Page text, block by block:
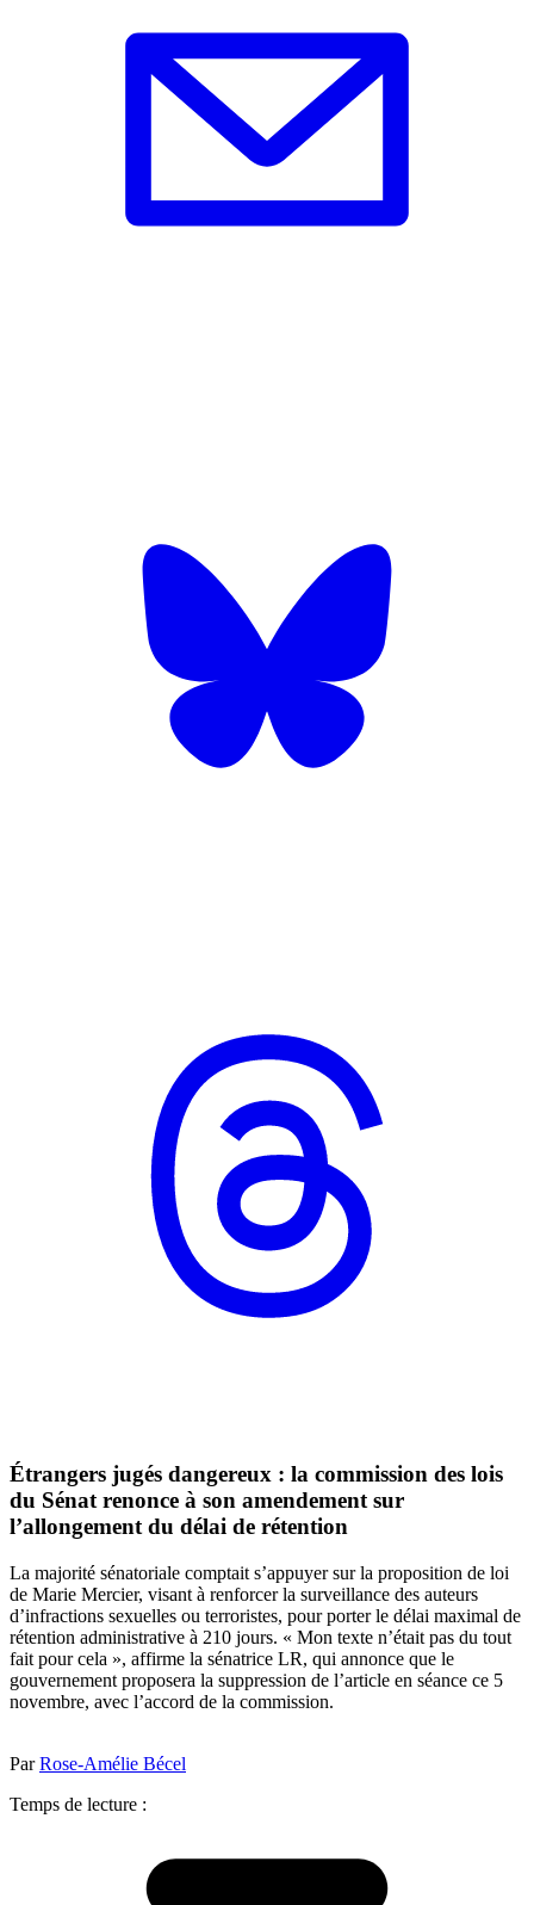
Étrangers jugés dangereux : la commission des lois
du Sénat renonce à son amendement sur
l’allongement du délai de rétention
La majorité sénatoriale comptait s’appuyer sur la proposition de loi
de Marie Mercier, visant à renforcer la surveillance des auteurs
d’infractions sexuelles ou terroristes, pour porter le délai maximal de
rétention administrative à 210 jours. « Mon texte n’était pas du tout
fait pour cela », affirme la sénatrice LR, qui annonce que le
gouvernement proposera la suppression de l’article en séance ce 5
novembre, avec l’accord de la commission.
ParRose-Amélie Bécel
Temps de lecture :